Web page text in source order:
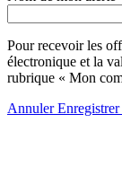
Pour recevoir les
électronique et la
rubrique « Mon
Annuler